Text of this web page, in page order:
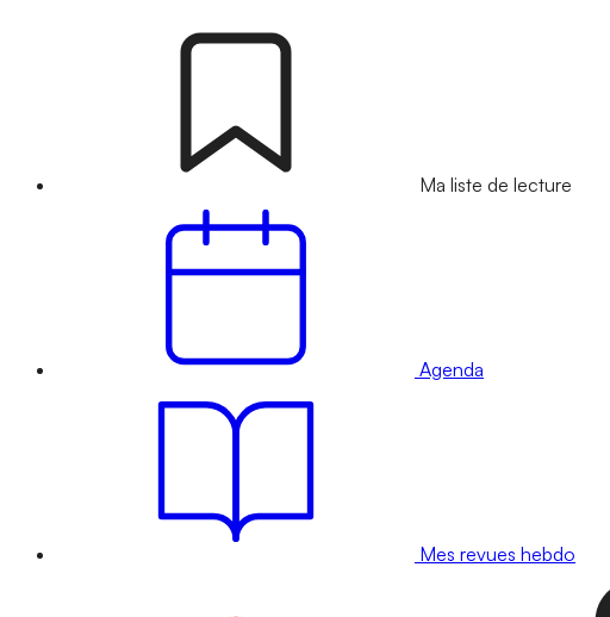
Ma liste de lecture
Agenda
Mes revues hebdo